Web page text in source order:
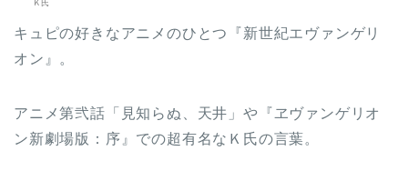
Ｋ氏
キュピの好きなアニメのひとつ『新世紀エヴァンゲリ
オン』。
アニメ第弐話「見知らぬ、天井」や『ヱヴァンゲリオ
ン新劇場版：序』での超有名なＫ氏の言葉。